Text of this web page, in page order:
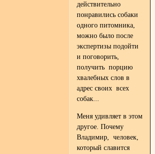
действительно
понравились собаки
одного питомника,
можно было после
экспертизы подойти
и поговорить,
получить порцию
хвалебных слов в
адрес своих всех
собак...
Меня удивляет в этом
другое. Почему
Владимир, человек,
который славится